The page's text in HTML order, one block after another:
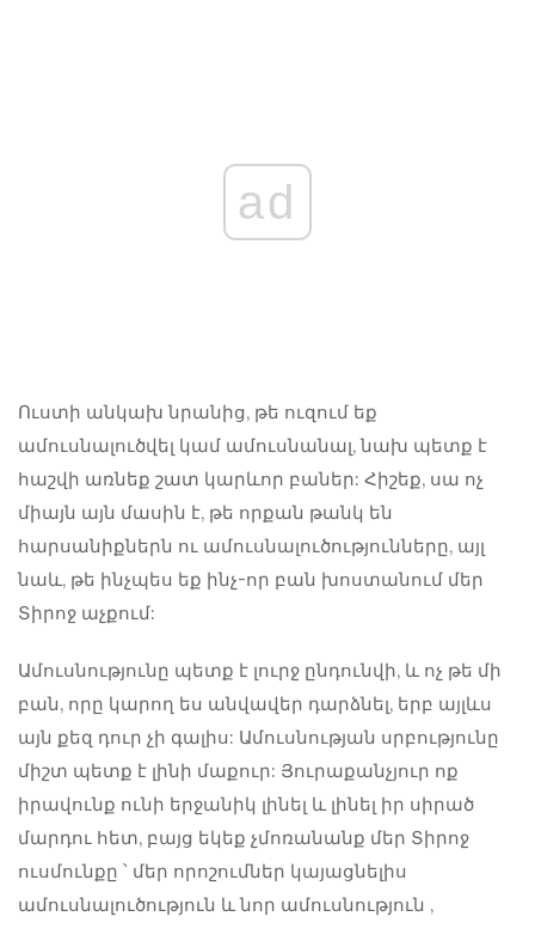
ad
Ուստի անկախ նրանից, թե ուզում եք
ամուսնալուծվել կամ ամուսնանալ, նախ պետք է
հաշվի առնեք շատ կարևոր բաներ: Հիշեք, սա ոչ
միայն այն մասին է, թե որքան թանկ են
հարսանիքներն ու ամուսնալուծությունները, այլ
նաև, թե ինչպես եք ինչ-որ բան խոստանում մեր
Տիրոջ աչքում:
Ամուսնությունը պետք է լուրջ ընդունվի, և ոչ թե մի
բան, որը կարող ես անվավեր դարձնել, երբ այլևս
այն քեզ դուր չի գալիս: Ամուսնության սրբությունը
միշտ պետք է լինի մաքուր: Յուրաքանչյուր ոք
իրավունք ունի երջանիկ լինել և լինել իր սիրած
մարդու հետ, բայց եկեք չմոռանանք մեր Տիրոջ
ուսմունքը ՝ մեր որոշումներ կայացնելիս
ամուսնալուծություն և նոր ամուսնություն ,